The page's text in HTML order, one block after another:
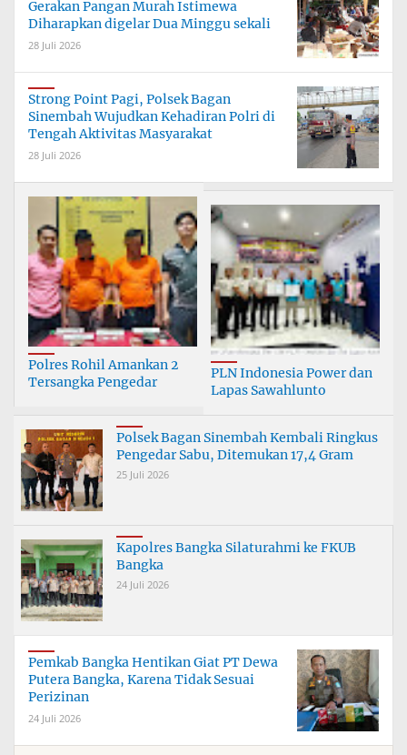
Gerakan Pangan Murah Istimewa
Diharapkan digelar Dua Minggu sekali
28 Juli 2026
Strong Point Pagi, Polsek Bagan
Sinembah Wujudkan Kehadiran Polri di
Tengah Aktivitas Masyarakat
28 Juli 2026
Polres Rohil Amankan 2
Tersangka Pengedar
Sabu dan 1,79 Gram Ganja
PLN Indonesia Power dan
Lapas Sawahlunto
Pemanfaatan FAB
Polsek Bagan Sinembah Kembali Ringkus
Pengedar Sabu, Ditemukan 17,4 Gram
25 Juli 2026
Kapolres Bangka Silaturahmi ke FKUB
Bangka
24 Juli 2026
Pemkab Bangka Hentikan Giat PT Dewa
Putera Bangka, Karena Tidak Sesuai
Perizinan
24 Juli 2026